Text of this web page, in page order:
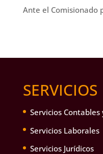
Ante el Comisionado
SERVICIOS
Servicios Contables
Servicios Laborales
Servicios Jurídicos